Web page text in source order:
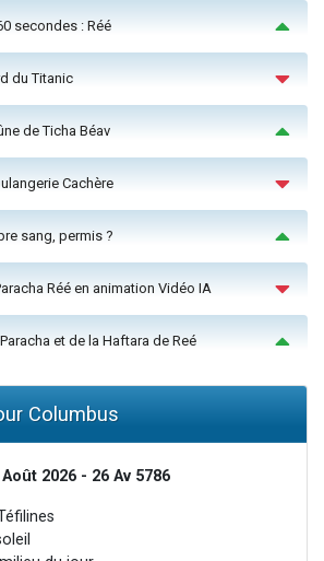
secondes : Réé
du Titanic
de Ticha Béav
Cachère
sang, permis ?
Réé en animation Vidéo IA
et de la Haftara de Reé
Columbus
Août 2026 - 26 Av 5786